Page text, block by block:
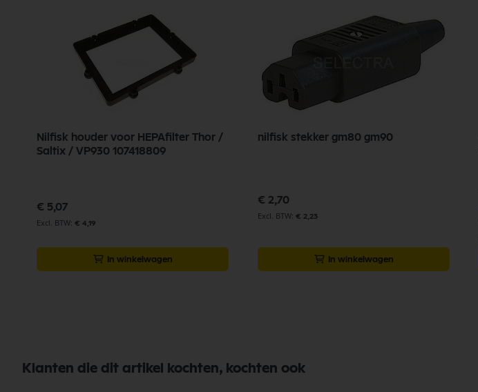
Nilfisk houder voor HEPAfilter Thor /
Saltix / VP930 107418809
€ 5,07
€ 4,19
In winkelwagen
nilfisk stekker gm80 gm90
€ 2,70
€ 2,23
In winkelwagen
Klanten die dit artikel kochten, kochten ook